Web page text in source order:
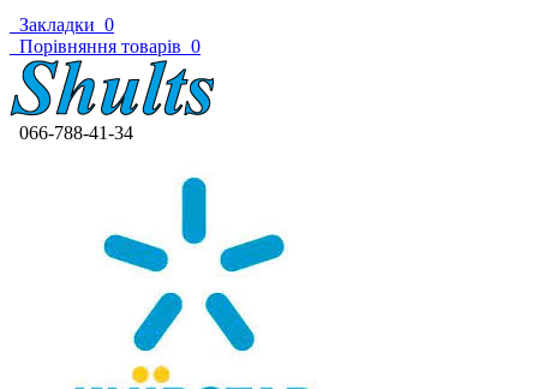
Закладки 0
Порівняння товарів 0
066-788-41-34